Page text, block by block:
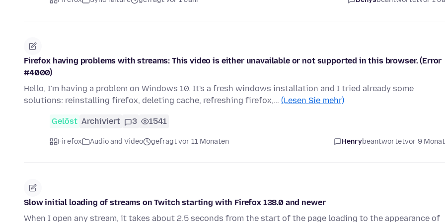
Firefox having problems with streams: This video is either unavailable or not supported in this browser. (Error
#4000)
Hello, I'm having a problem on Windows 10. It's a fresh windows installation and I tried already some
solutions: reinstalling firefox, deleting cache, refreshing firefox,… (Lesen Sie mehr)
Gelöst Archiviert 3 1541
Firefox Audio and Video gefragt vor 11 Monaten Henrybeantwortetvor 9
Slow initial loading of streams on Twitch starting with Firefox 138.0 and newer
When I open any stream, it takes about 2.5 seconds from the start of the page loading to the appearance of